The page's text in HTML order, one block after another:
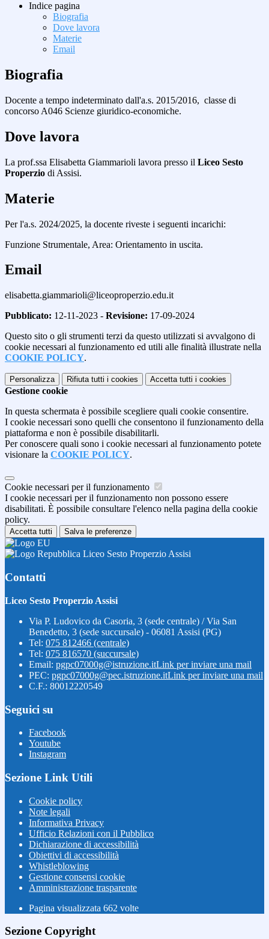
Indice pagina
Biografia
Dove lavora
Materie
Email
Biografia
Docente a tempo indeterminato dall'a.s. 2015/2016, classe di
concorso A046 Scienze giuridico-economiche.
Dove lavora
La prof.ssa Elisabetta Giammarioli lavora presso il Liceo Sesto
Properzio di Assisi.
Materie
Per l'a.s. 2024/2025, la docente riveste i seguenti incarichi:
Funzione Strumentale, Area: Orientamento in uscita.
Email
elisabetta.giammarioli@liceoproperzio.edu.it
Pubblicato: 12-11-2023 - Revisione: 17-09-2024
Questo sito o gli strumenti terzi da questo utilizzati si avvalgono di
cookie necessari al funzionamento ed utili alle finalità illustrate nella
COOKIE POLICY.
Personalizza Rifiuta tutti i cookies Accetta tutti i cookies
Gestione cookie
In questa schermata è possibile scegliere quali cookie consentire.
I cookie necessari sono quelli che consentono il funzionamento della
piattaforma e non è possibile disabilitarli.
Per conoscere quali sono i cookie necessari al funzionamento potete
visionare la COOKIE POLICY.
Cookie necessari per il funzionamento
I cookie necessari per il funzionamento non possono essere
disabilitati. È possibile consultare l'elenco nella pagina della cookie
policy.
Accetta tutti Salva le preferenze
Liceo Sesto Properzio Assisi
Contatti
Liceo Sesto Properzio Assisi
Via P. Ludovico da Casoria, 3 (sede centrale) / Via San
Benedetto, 3 (sede succursale) - 06081 Assisi (PG)
Tel: 075 812466 (centrale)
Tel: 075 816570 (succursale)
Email: pgpc07000g@istruzione.itLink per inviare una mail
PEC: pgpc07000g@pec.istruzione.itLink per inviare una mail
C.F.: 80012220549
Seguici su
Facebook
Youtube
Instagram
Sezione Link Utili
Cookie policy
Note legali
Informativa Privacy
Ufficio Relazioni con il Pubblico
Dichiarazione di accessibilità
Obiettivi di accessibilità
Whistleblowing
Gestione consensi cookie
Amministrazione trasparente
Pagina visualizzata 662 volte
Sezione Copyright